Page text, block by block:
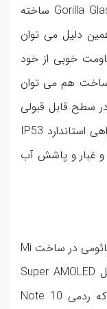
بدنه پشتی این دو گوشی از شیشه Gorilla Glass 5 ساخته
دلیل می توان
خوبی از خود
ساخت هم می توان
گفت که Mi 11i و Redmi note 10 Pro در سطح قابل قبولی
قرار دارند؛ زیرا هر دو موفق به دریافت گواهی استاندارد IP53
و غبار و پاشش آب
در مورد صفحه نمایش باید بگوییم که شیائومی در ساخت Mi
11i ظرافت بیشتری قرار داده و از یک پنل Super AMOLED
استفاده کرده است. این در حالی است که ردمی Note 10